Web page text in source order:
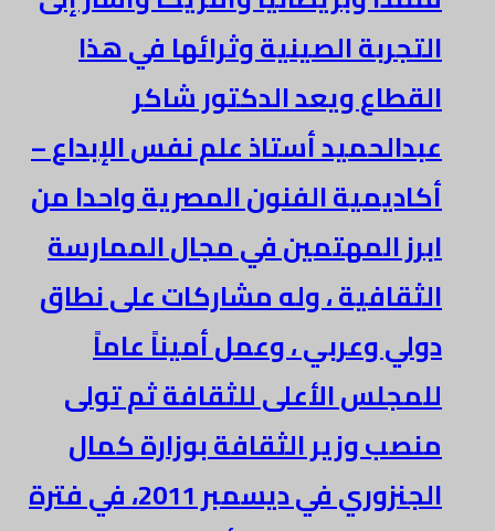
التجربة الصينية وثرائها في هذا
القطاع ويعد الدكتور شاكر
عبدالحميد أستاذ علم نفس الإبداع –
أكاديمية الفنون المصرية واحدا من
ابرز المهتمين في مجال الممارسة
الثقافية ، وله مشاركات على نطاق
دولي وعربي ، وعمل أميناً عاماً
للمجلس الأعلى للثقافة ثم تولى
منصب وزير الثقافة بوزارة كمال
الجنزوري في ديسمبر 2011، في فترة